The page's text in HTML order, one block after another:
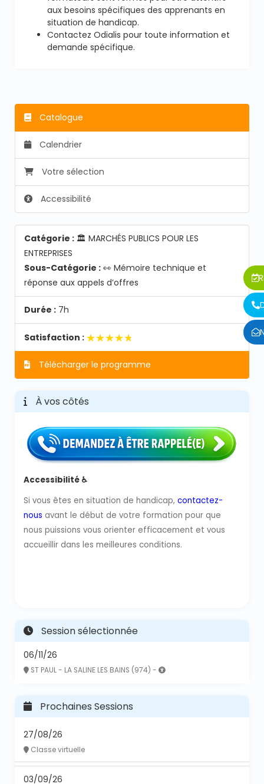
aux besoins spécifiques des apprenants en
situation de handicap.
Contactez Odialis pour toute information et
demande spécifique.
Catalogue
Calendrier
Votre sélection
Accessibilité
Catégorie : 🏛️ MARCHÉS PUBLICS POUR LES
ENTREPRISES
Sous-Catégorie : 👀 Mémoire technique et
réponse aux appels d’offres
Durée : 7h
Satisfaction : ★★★★★
★★★★★
Télécharger le programme
À vos côtés
Accessibilité ♿
Si vous êtes en situation de handicap, contactez-
nous avant le début de votre formation pour que
nous puissions vous orienter efficacement et vous
accueillir dans les meilleures conditions.
Session sélectionnée
06/11/26
ST PAUL - LA SALINE LES BAINS (974) -
Prochaines Sessions
27/08/26
Classe virtuelle
03/09/26